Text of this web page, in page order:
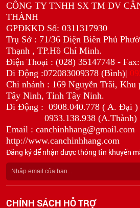
CÔNG TY TNHH SX TM DV
THÀNH
GPĐKKD Số: 0311317930
Trụ Sở : 71/36 Điện Biên Phủ
Thạnh , TP.Hồ Chí Minh.
Điện Thoại : (028) 35147748 -
Di Động :072083009378 (Bình)|
Chi nhánh : 169 Nguyễn Trãi, Khu
Tây Ninh, Tỉnh Tây Ninh.
Di Động : 0908.040.778 ( A. Đại )
0933.138.938 (A.Thành)
Email : canchinhhang@gmail.com
http://www.canchinhhang.com
Đăng ký để nhận được thông tin khuyến
CHÍNH SÁCH HỖ TRỢ